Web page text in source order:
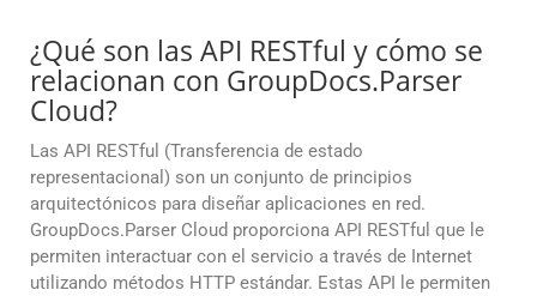
¿Qué son las API RESTful y cómo se
relacionan con GroupDocs.Parser
Cloud?
Las API RESTful (Transferencia de estado
representacional) son un conjunto de principios
arquitectónicos para diseñar aplicaciones en red.
GroupDocs.Parser Cloud proporciona API RESTful que le
permiten interactuar con el servicio a través de Internet
utilizando métodos HTTP estándar. Estas API le permiten